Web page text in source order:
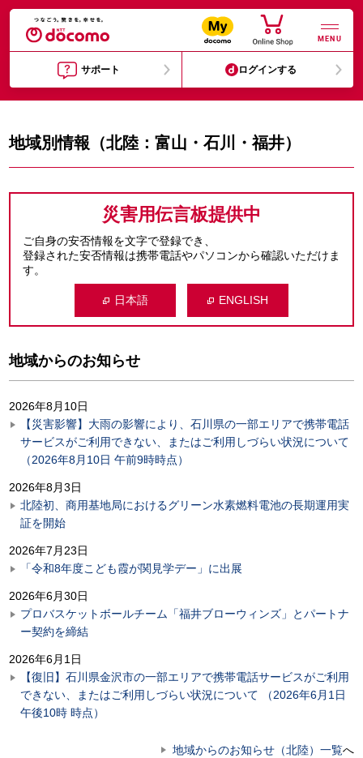
MENU
サポート ログインする
地域別情報（北陸：富山・石川・福井）
災害用伝言板提供中
ご自身の安否情報を文字で登録でき、
登録された安否情報は携帯電話やパソコンから確認いただけま
す。
日本語 ENGLISH
地域からのお知らせ
2026年8月10日
【災害影響】大雨の影響により、石川県の一部エリアで携帯電話
サービスがご利用できない、またはご利用しづらい状況について
（2026年8月10日 午前9時時点）
2026年8月3日
北陸初、商用基地局におけるグリーン水素燃料電池の長期運用実
証を開始
2026年7月23日
「令和8年度こども霞が関見学デー」に出展
2026年6月30日
プロバスケットボールチーム「福井ブローウィンズ」とパートナ
ー契約を締結
2026年6月1日
【復旧】石川県金沢市の一部エリアで携帯電話サービスがご利用
できない、またはご利用しづらい状況について （2026年6月1日
午後10時 時点）
地域からのお知らせ（北陸）一覧へ